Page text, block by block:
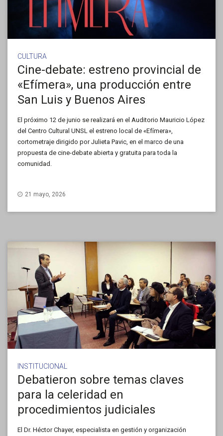
CULTURA
Cine-debate: estreno provincial de
«Efímera», una producción entre
San Luis y Buenos Aires
El próximo 12 de junio se realizará en el Auditorio Mauricio López
del Centro Cultural UNSL el estreno local de «Efímera»,
cortometraje dirigido por Julieta Pavic, en el marco de una
propuesta de cine-debate abierta y gratuita para toda la
comunidad.
21 mayo, 2026
INSTITUCIONAL
Debatieron sobre temas claves
para la celeridad en
procedimientos judiciales
El Dr. Héctor Chayer, especialista en gestión y organización